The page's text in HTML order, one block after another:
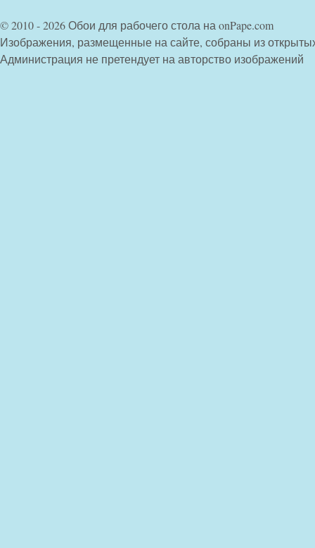
© 2010 - 2026 Обои для рабочего стола на onPape.com
Изображения, размещенные на сайте, собраны из
Администрация не претендует на авторство изображений